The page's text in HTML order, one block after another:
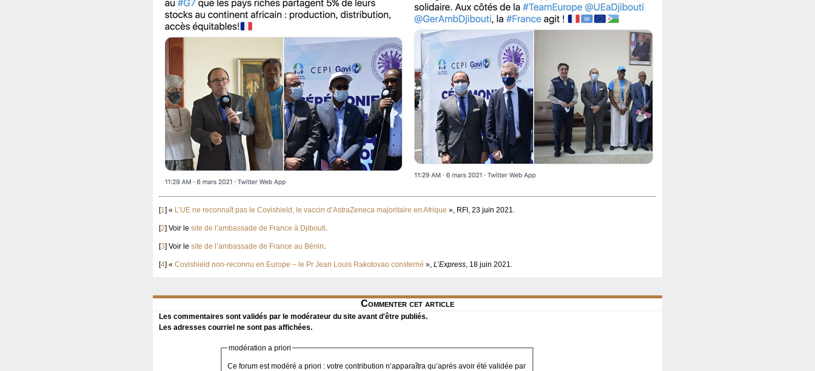
[1] « L’UE ne reconnaît pas le Covishield, le vaccin d’AstraZeneca majoritaire en Afrique », RFI, 23 juin 2021.
[2] Voir le site de l’ambassade de France à Djibouti.
[3] Voir le site de l’ambassade de France au Bénin.
[4] « Covishield non-reconnu en Europe – le Pr Jean Louis Rakotovao consterné », L’Express, 18 juin 2021.
Commenter cet article
Les commentaires sont validés par le modérateur du site avant d'être publiés.
Les adresses courriel ne sont pas affichées.
modération a priori
Ce forum est modéré a priori : votre contribution n’apparaîtra qu’après avoir été validée par